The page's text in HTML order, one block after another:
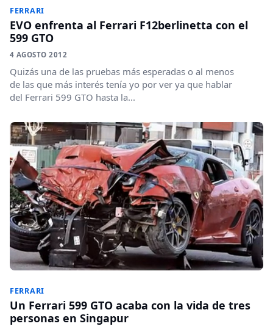
FERRARI
EVO enfrenta al Ferrari F12berlinetta con el
599 GTO
4 AGOSTO 2012
Quizás una de las pruebas más esperadas o al menos
de las que más interés tenía yo por ver ya que hablar
del Ferrari 599 GTO hasta la...
FERRARI
Un Ferrari 599 GTO acaba con la vida de tres
personas en Singapur